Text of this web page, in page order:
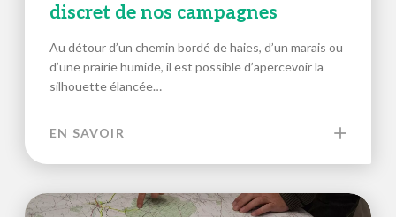
discret de nos campagnes
Au détour d’un chemin bordé de haies, d’un marais ou
d’une prairie humide, il est possible d’apercevoir la
silhouette élancée…
EN SAVOIR